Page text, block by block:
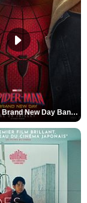
Spider-Man: Brand New Day Bande-annonce VO STFR